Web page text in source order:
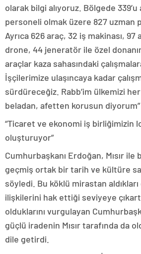
olarak bilgi alıyoruz. Bölgede
personeli olmak üzere 827 uzman
Ayrıca 626 araç, 32 iş makinası, 97
drone, 44 jeneratör ile özel
araçlar kaza sahasındaki
İşçilerimize ulaşıncaya kadar
sürdüreceğiz. Rabb’im ülkemizi
beladan, afetten korusun diyorum”
“Ticaret ve ekonomi iş birliğimizin
oluşturuyor”
Cumhurbaşkanı Erdoğan, Mısır ile
geçmiş ortak bir tarih ve kültüre
söyledi. Bu köklü mirastan
ilişkilerini hak ettiği seviyeye
olduklarını vurgulayan
güçlü iradenin Mısır tarafında da
dile getirdi.